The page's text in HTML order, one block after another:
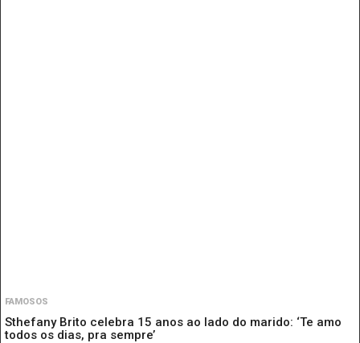
FAMOSOS
Sthefany Brito celebra 15 anos ao lado do marido: ‘Te amo
todos os dias, pra sempre’